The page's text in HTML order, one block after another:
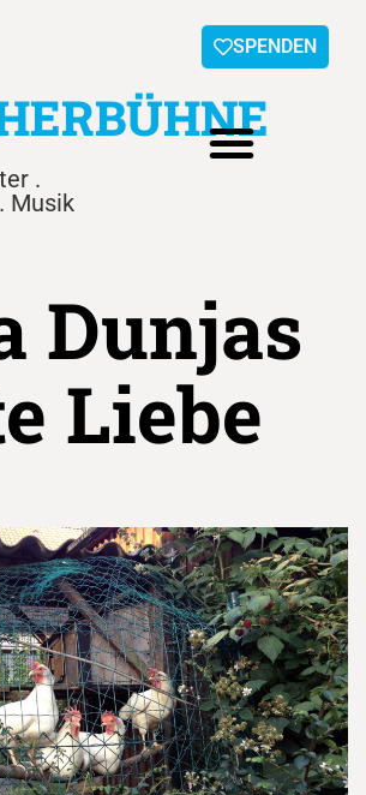
SPENDEN
.
Musik
Dunjas
Liebe